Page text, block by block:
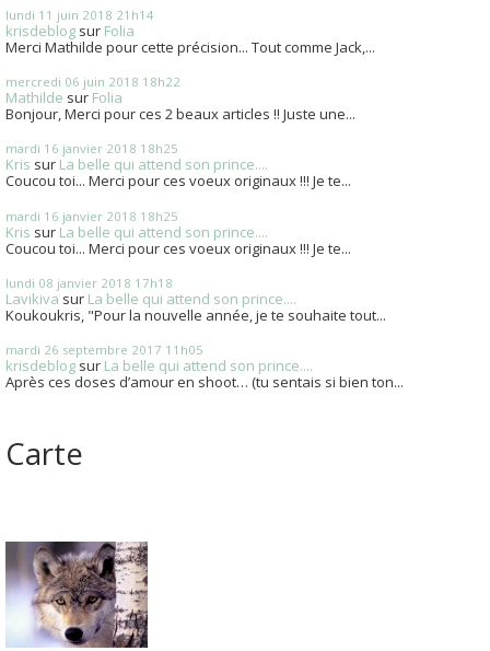
lundi 11 juin 2018 21h14
krisdeblog sur Folia
Merci Mathilde pour cette précision... Tout comme Jack,...
mercredi 06 juin 2018 18h22
Mathilde sur Folia
Bonjour, Merci pour ces 2 beaux articles !! Juste une...
mardi 16 janvier 2018 18h25
Kris sur La belle qui attend son prince....
Coucou toi... Merci pour ces voeux originaux !!! Je te...
mardi 16 janvier 2018 18h25
Kris sur La belle qui attend son prince....
Coucou toi... Merci pour ces voeux originaux !!! Je te...
lundi 08 janvier 2018 17h18
Lavikiva sur La belle qui attend son prince....
Koukoukris, "Pour la nouvelle année, je te souhaite tout...
mardi 26 septembre 2017 11h05
krisdeblog sur La belle qui attend son prince....
Après ces doses d’amour en shoot… (tu sentais si bien ton...
Carte